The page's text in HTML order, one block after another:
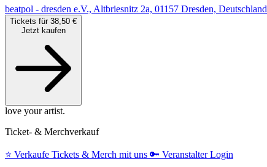
beatpol - dresden e.V., Altbriesnitz 2a, 01157 Dresden, Deutschland
Tickets für 38,50 €
Jetzt kaufen
love your artist.
Ticket- & Merchverkauf
⭐️ Verkaufe Tickets & Merch mit uns 🔑 Veranstalter Login